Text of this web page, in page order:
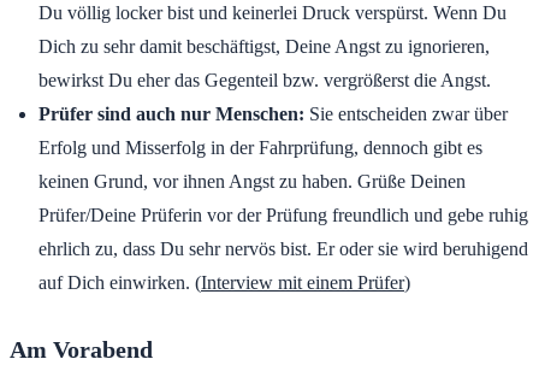
Du völlig locker bist und keinerlei Druck verspürst. Wenn Du
Dich zu sehr damit beschäftigst, Deine Angst zu ignorieren,
bewirkst Du eher das Gegenteil bzw. vergrößerst die Angst.
Prüfer sind auch nur Menschen: Sie entscheiden zwar über
Erfolg und Misserfolg in der Fahrprüfung, dennoch gibt es
keinen Grund, vor ihnen Angst zu haben. Grüße Deinen
Prüfer/Deine Prüferin vor der Prüfung freundlich und gebe ruhig
ehrlich zu, dass Du sehr nervös bist. Er oder sie wird beruhigend
auf Dich einwirken. (Interview mit einem Prüfer)
Am Vorabend